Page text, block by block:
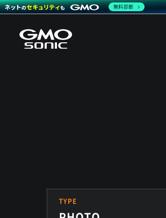
TYPE
無料診断